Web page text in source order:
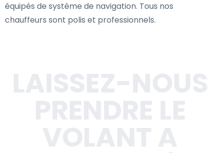
équipés de système de navigation. Tous nos
chauffeurs sont polis et professionnels.